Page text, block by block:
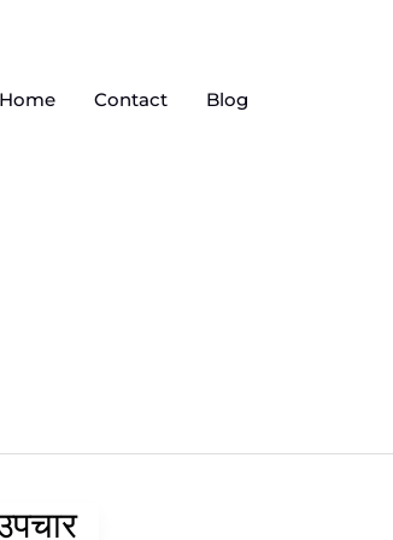
Home Contact Blog